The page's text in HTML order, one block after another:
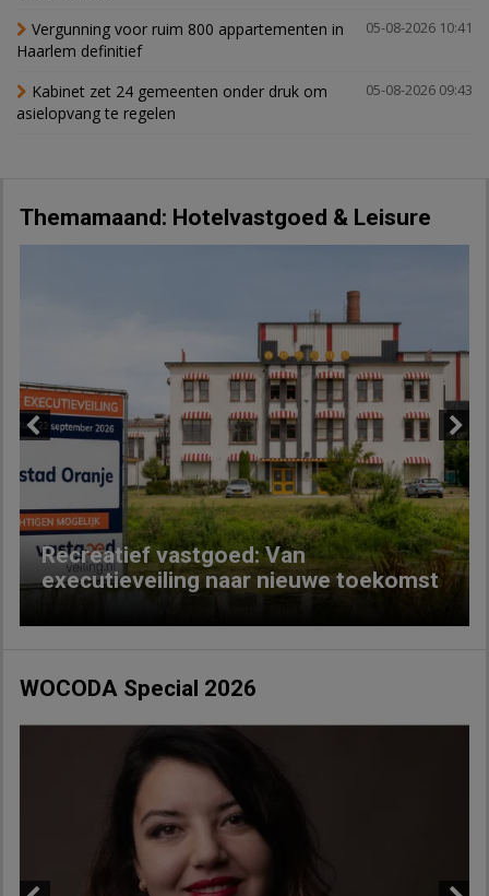
05-08-2026 10:41
Vergunning voor ruim 800 appartementen in
Haarlem definitief
05-08-2026 09:43
Kabinet zet 24 gemeenten onder druk om
asielopvang te regelen
Themamaand: Hotelvastgoed & Leisure
Recreatief vastgoed: Van
executieveiling naar nieuwe toekomst
Next
WOCODA Special 2026